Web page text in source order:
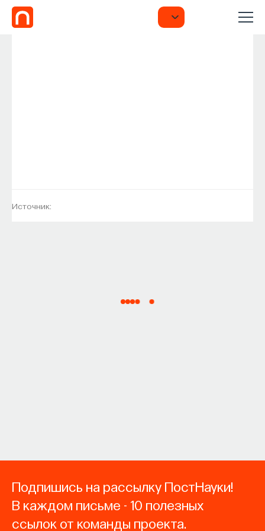
Источник:
Подпишись на рассылку ПостНауки!
В каждом письме - 10 полезных
ссылок от команды проекта.